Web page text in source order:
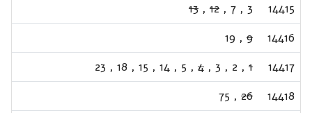
14415
3
,
7
,
12
,
13
14416
9
,
19
14417
1
,
2
,
3
,
4
,
5
,
14
,
15
,
18
,
23
14418
26
,
75